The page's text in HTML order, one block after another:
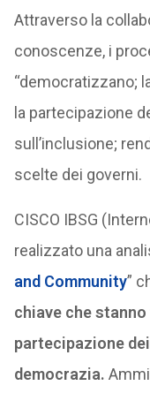
Attraverso la
conoscenze, i
“democratizzano;
la partecipazione
sull’inclusione;
scelte dei governi.
CISCO IBSG
realizzato una
and Community”
chiave che
partecipazione
democrazia.